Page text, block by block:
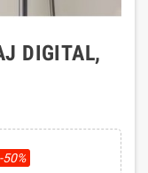
DIGITAL,
-50%